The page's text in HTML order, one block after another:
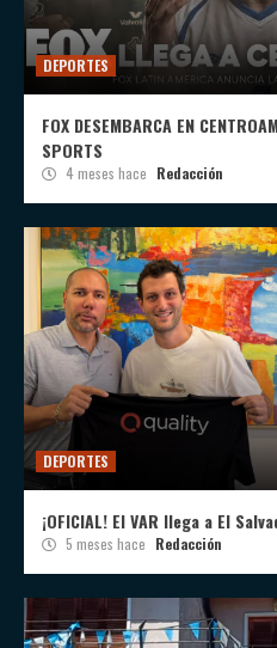
DEPORTES
FOX DESEMBARCA EN
SPORTS
4 meses hace Redacción
DEPORTES
¡OFICIAL! El VAR llega a El
5 meses hace Redacción